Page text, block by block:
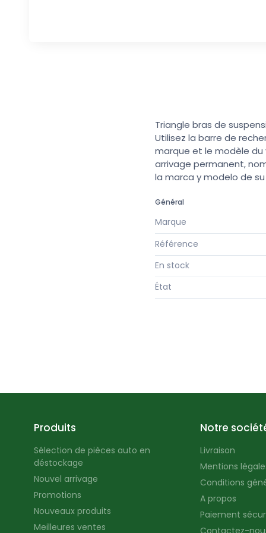
Triangle bras de
Utilisez la barre de
marque et le modèle du
arrivage permanent,
la marca y modelo de
Général
Marque
Référence
En stock
État
Produits
Sélection de pièces auto en
déstockage
Nouvel arrivage
Promotions
Nouveaux produits
Meilleures ventes
Notre
Livraison
Mentions
Conditions
A propos
Paiement
Contactez-